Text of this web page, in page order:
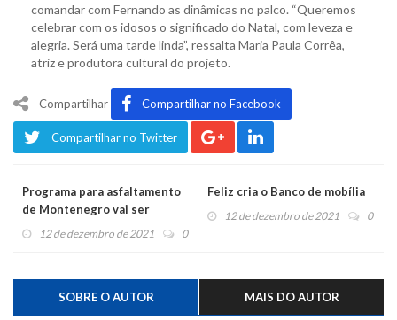
comandar com Fernando as dinâmicas no palco. “Queremos
celebrar com os idosos o significado do Natal, com leveza e
alegria. Será uma tarde linda”, ressalta Maria Paula Corrêa,
atriz e produtora cultural do projeto.
Compartilhar Compartilhar no Facebook
Compartilhar no Twitter
Programa para asfaltamento
de Montenegro vai ser
lançado ainda neste mês
12 de dezembro de 2021 0
Feliz cria o Banco de mobília
12 de dezembro de 2021 0
SOBRE O AUTOR MAIS DO AUTOR